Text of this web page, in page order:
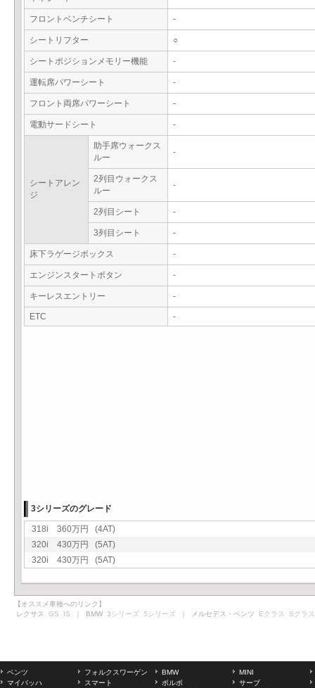
フロントベンチシート -
シートリフター ○
シートポジションメモリー機能 -
運転席パワーシート -
フロント両席パワーシート -
電動サードシート -
シートアレン
ジ
助手席ウォークス
ルー
-
2列目ウォークス
ルー
-
2列目シート -
3列目シート -
床下ラゲージボックス -
エンジンスタートボタン -
キーレスエントリー -
ETC -
3シリーズのグレード
318i 360万円 (4AT)
320i 430万円 (5AT)
320i 430万円 (5AT)
【オススメ車種へのリンク】
レクサス GS IS ｜ BMW 3シリーズ 5シリーズ ｜ メルセデス・ベンツ Eクラス Sクラス
ベンツ フォルクスワーゲン BMW
MINI
マイバッハ
スマート ボルボ
サーブ